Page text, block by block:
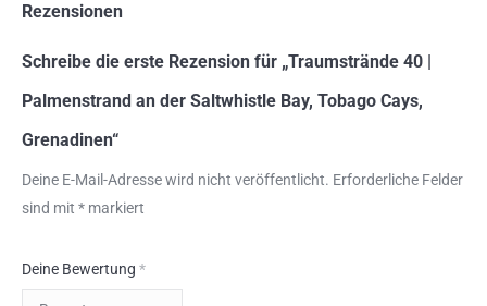
Rezensionen
Schreibe die erste Rezension für „Traumstrände 40 |
Palmenstrand an der Saltwhistle Bay, Tobago Cays,
Grenadinen“
Deine E-Mail-Adresse wird nicht veröffentlicht. Erforderliche Felder
sind mit * markiert
Deine Bewertung *